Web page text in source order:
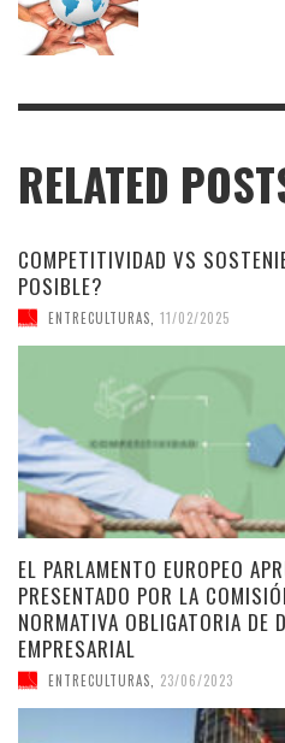
RELATED
COMPETITIVIDAD VS
POSIBLE?
ENTRECULTURAS 11/02/2025
EL PARLAMENTO EUROPEO
PRESENTADO POR LA
NORMATIVA OBLIGATORIA DE
EMPRESARIAL
ENTRECULTURAS 23/06/2023